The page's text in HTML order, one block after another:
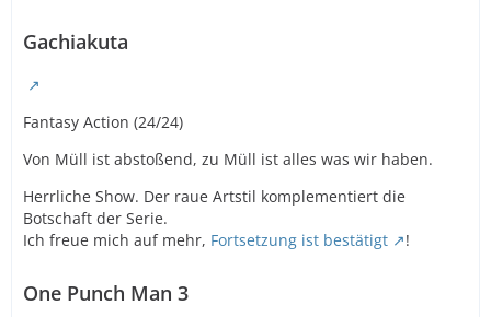
Gachiakuta
Fantasy Action (24/24)
Von Müll ist abstoßend, zu Müll ist alles was wir haben.
Herrliche Show. Der raue Artstil komplementiert die
Botschaft der Serie.
Ich freue mich auf mehr, Fortsetzung ist bestätigt !
One Punch Man 3